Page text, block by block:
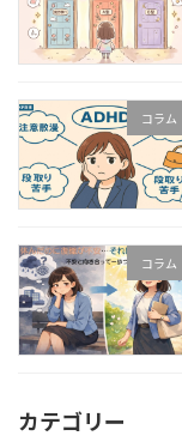
コラム
コラム
カテゴリー